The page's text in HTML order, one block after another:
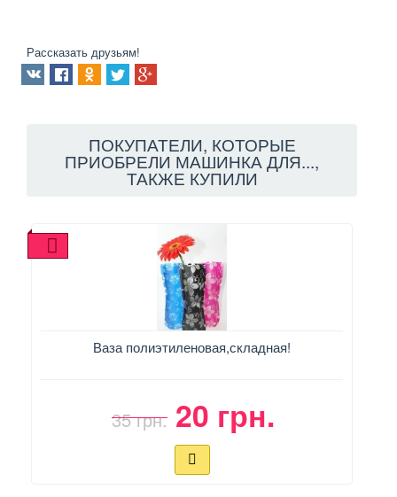
Рассказать друзьям!
ПОКУПАТЕЛИ, КОТОРЫЕ
ПРИОБРЕЛИ МАШИНКА ДЛЯ...,
ТАКЖЕ КУПИЛИ
Ваза полиэтиленовая,складная!
35 грн. 20 грн.